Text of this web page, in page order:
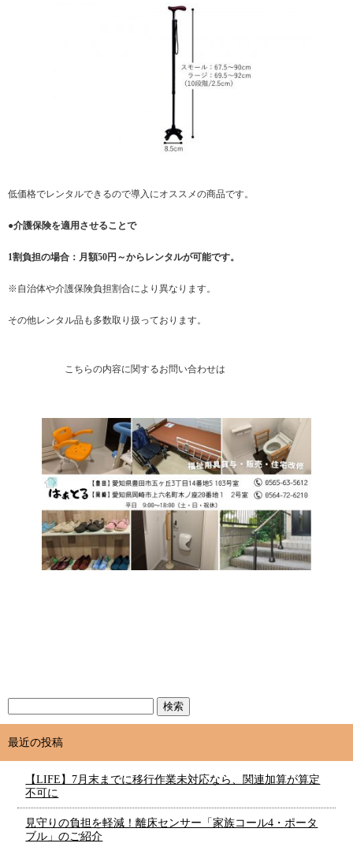
低価格でレンタルできるので導入にオススメの商品です。
●介護保険を適用させることで
1割負担の場合：月額50円～からレンタルが可能です。
※自治体や介護保険負担割合により異なります。
その他レンタル品も多数取り扱っております。
こちらの内容に関するお問い合わせは
最近の投稿
【LIFE】7月末までに移行作業未対応なら、関連加算が算定
不可に
見守りの負担を軽減！離床センサー「家族コール4・ポータ
ブル」のご紹介